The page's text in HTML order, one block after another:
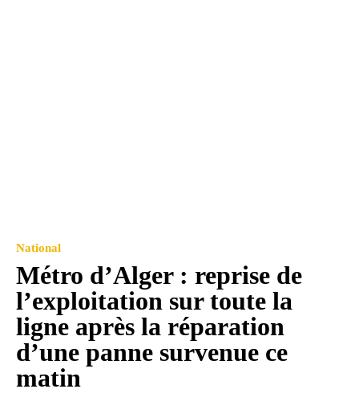
National
Métro d’Alger : reprise de
l’exploitation sur toute la
ligne après la réparation
d’une panne survenue ce
matin